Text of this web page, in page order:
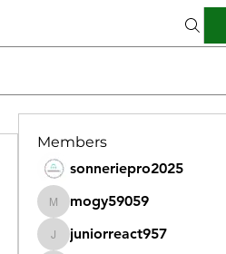
Members
sonneriepro2025
mogy59059
mogy59059
juniorreact957
juniorreact957